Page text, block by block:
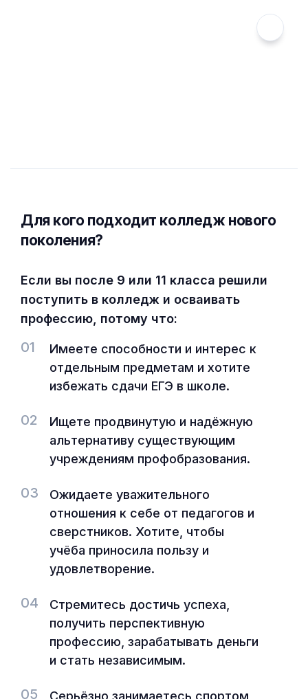
Для кого подходит колледж нового
поколения?
Если вы после 9 или 11 класса решили
поступить в колледж и осваивать
профессию, потому что:
01
Имеете способности и интерес к
отдельным предметам и хотите
избежать сдачи ЕГЭ в школе.
02
Ищете продвинутую и надёжную
альтернативу существующим
учреждениям профобразования.
03
Ожидаете уважительного
отношения к себе от педагогов и
сверстников. Хотите, чтобы
учёба приносила пользу и
удовлетворение.
04
Стремитесь достичь успеха,
получить перспективную
профессию, зарабатывать деньги
и стать независимым.
05
Серьёзно занимаетесь спортом,